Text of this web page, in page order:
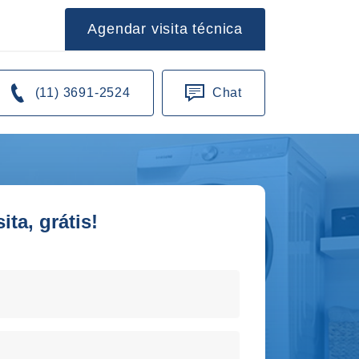
Agendar visita técnica
(11) 3691-2524 Chat
grátis!